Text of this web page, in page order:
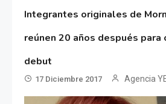
Integrantes originales de
reúnen 20 años después para
debut
17 Diciembre 2017 Agencia